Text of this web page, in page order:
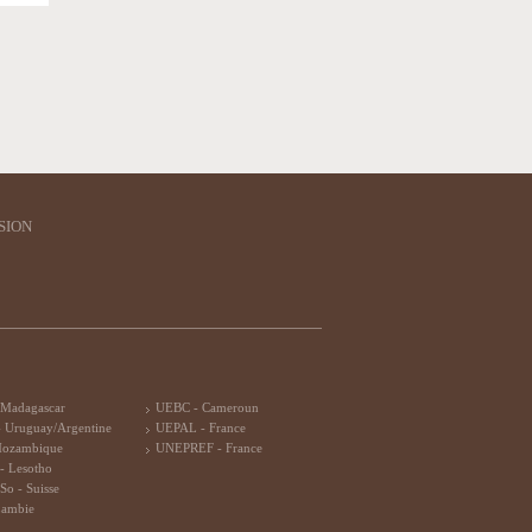
Uruguay/Argentine
Lesotho
- Suisse
UEBC - Cameroun
UEPAL - France
UNEPREF - France